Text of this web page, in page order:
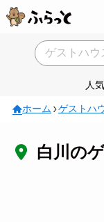
人
ホーム ゲストハ
白川の